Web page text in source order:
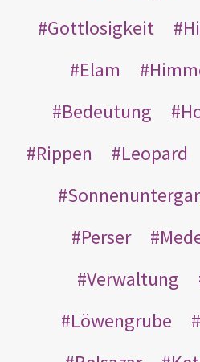
Gottlosigkeit
Elam
Bedeutung
Rippen
Leopard
Perser
Verwaltung
Löwengrube